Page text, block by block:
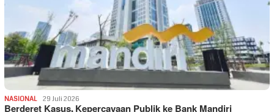
NASIONAL 29 Juli 2026